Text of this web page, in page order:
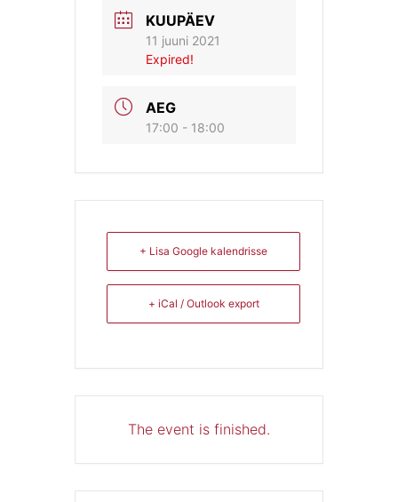
KUUPÄEV
11 juuni 2021
Expired!
AEG
17:00 - 18:00
+ Lisa Google kalendrisse
+ iCal / Outlook export
The event is finished.